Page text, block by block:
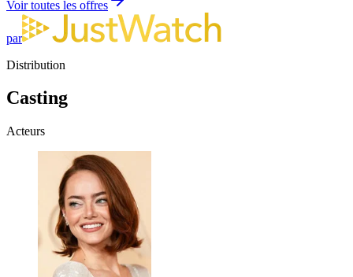
Voir toutes les offres
par
Distribution
Casting
Acteurs